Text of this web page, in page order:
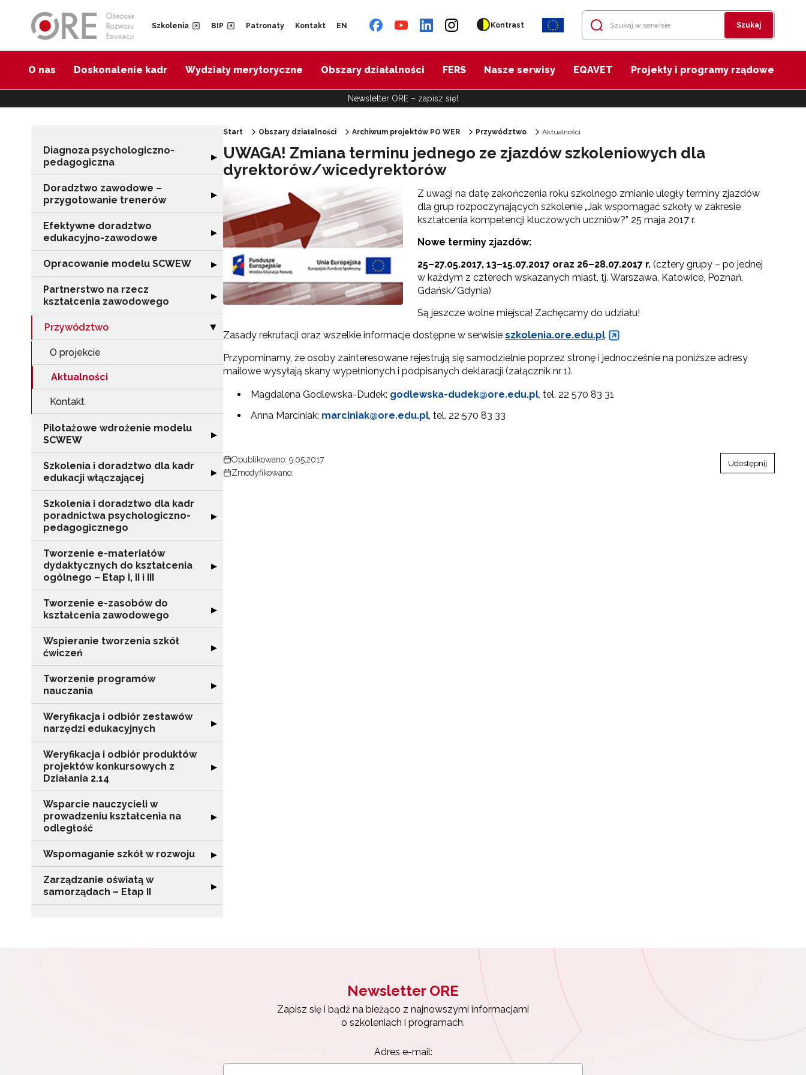
Szkolenia BIP Patronaty Kontakt EN Kontrast Szukaj
O nas Doskonalenie kadr Wydziały merytoryczne Obszary działalności FERS Nasze serwisy EQAVET Projekty i programy rządowe
Newsletter ORE – zapisz się!
Diagnoza psychologiczno-
pedagogiczna
Rozwiń sekcję "Diagnoza psychologiczno-pedagogiczna"
▶
Doradztwo zawodowe –
przygotowanie trenerów
Rozwiń sekcję "Doradztwo zawodowe – przygotowanie trenerów"
▶
Efektywne doradztwo
edukacyjno-zawodowe
Rozwiń sekcję "Efektywne doradztwo edukacyjno-zawodowe"
▶
Opracowanie modelu SCWEW Rozwiń sekcję "Opracowanie modelu SCWEW"
▶
Partnerstwo na rzecz
kształcenia zawodowego
Rozwiń sekcję "Partnerstwo na rzecz kształcenia zawodowego"
▶
Przywództwo Zwiń sekcję "Przywództwo"
▶
O projekcie
Aktualności
Kontakt
Pilotażowe wdrożenie modelu
SCWEW
Rozwiń sekcję "Pilotażowe wdrożenie modelu SCWEW"
▶
Szkolenia i doradztwo dla kadr
edukacji włączającej
Rozwiń sekcję "Szkolenia i doradztwo dla kadr edukacji włączającej"
▶
Szkolenia i doradztwo dla kadr
poradnictwa psychologiczno-
pedagogicznego
Rozwiń sekcję "Szkolenia i doradztwo dla kadr poradnictwa psychologiczno-pedagogicznego"
▶
Tworzenie e-materiałów
dydaktycznych do kształcenia
ogólnego – Etap I, II i III
Rozwiń sekcję "Tworzenie e-materiałów dydaktycznych do kształcenia ogólnego – Etap I, II i III"
▶
Tworzenie e-zasobów do
kształcenia zawodowego
Rozwiń sekcję "Tworzenie e-zasobów do kształcenia zawodowego"
▶
Wspieranie tworzenia szkół
ćwiczeń
Rozwiń sekcję "Wspieranie tworzenia szkół ćwiczeń"
▶
Tworzenie programów
nauczania
Rozwiń sekcję "Tworzenie programów nauczania"
▶
Weryfikacja i odbiór zestawów
narzędzi edukacyjnych
Rozwiń sekcję "Weryfikacja i odbiór zestawów narzędzi edukacyjnych"
▶
Weryfikacja i odbiór produktów
projektów konkursowych z
Działania 2.14
Rozwiń sekcję "Weryfikacja i odbiór produktów projektów konkursowych z Działania 2.14"
▶
Wsparcie nauczycieli w
prowadzeniu kształcenia na
odległość
Rozwiń sekcję "Wsparcie nauczycieli w prowadzeniu kształcenia na odległość"
▶
Wspomaganie szkół w rozwoju Rozwiń sekcję "Wspomaganie szkół w rozwoju"
▶
Zarządzanie oświatą w
samorządach – Etap II
Rozwiń sekcję "Zarządzanie oświatą w samorządach – Etap II"
▶
Start Obszary działalności Archiwum projektów PO WER Przywództwo Aktualności
UWAGA! Zmiana terminu jednego ze zjazdów szkoleniowych dla
dyrektorów/wicedyrektorów
Z uwagi na datę zakończenia roku szkolnego zmianie uległy terminy zjazdów
dla grup rozpoczynających szkolenie „Jak wspomagać szkoły w zakresie
kształcenia kompetencji kluczowych uczniów?” 25 maja 2017 r.
Nowe terminy zjazdów:
25–27.05.2017, 13–15.07.2017 oraz 26–28.07.2017 r. (cztery grupy – po jednej
w każdym z czterech wskazanych miast, tj. Warszawa, Katowice, Poznań,
Gdańsk/Gdynia)
Są jeszcze wolne miejsca! Zachęcamy do udziału!
Zasady rekrutacji oraz wszelkie informacje dostępne w serwisie szkolenia.ore.edu.pl
Przypominamy, że osoby zainteresowane rejestrują się samodzielnie poprzez stronę i jednocześnie na poniższe adresy
mailowe wysyłają skany wypełnionych i podpisanych deklaracji (załącznik nr 1).
Magdalena Godlewska-Dudek: godlewska-dudek@ore.edu.pl, tel. 22 570 83 31
Anna Marciniak: marciniak@ore.edu.pl, tel. 22 570 83 33
Opublikowano: 9.05.2017
Zmodyfikowano:
Udostępnij
Newsletter ORE
Zapisz się i bądź na bieżąco z najnowszymi informacjami
o szkoleniach i programach.
Adres e-mail: